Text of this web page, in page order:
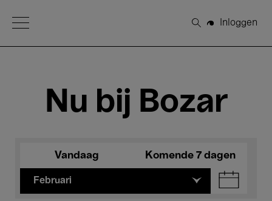
Open Menu
Zoeken
Inloggen
Nu bij Bozar
Vandaag Komende 7 dagen
Februari